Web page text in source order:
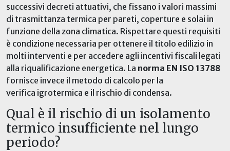
successivi decreti attuativi, che fissano i valori massimi
di trasmittanza termica per pareti, coperture e solai in
funzione della zona climatica. Rispettare questi requisiti
è condizione necessaria per ottenere il titolo edilizio in
molti interventi e per accedere agli incentivi fiscali legati
alla riqualificazione energetica. La norma EN ISO 13788
fornisce invece il metodo di calcolo per la
verifica igrotermica e il rischio di condensa.
Qual è il rischio di un isolamento
termico insufficiente nel lungo
periodo?